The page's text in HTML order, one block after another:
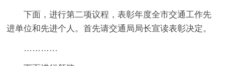
下面，进行第二项议程，表彰年度全市交通工作先
进单位和先进个人。首先请交通局局长宣读表彰决定。
…………